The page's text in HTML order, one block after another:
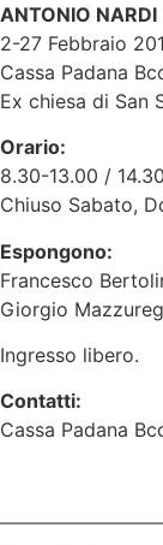
ANTONIO NARDI
2-27 Febbraio
Cassa Padana
Ex chiesa di San
Orario:
8.30-13.00 /
Chiuso Sabato,
Espongono:
Francesco
Giorgio
Ingresso libero.
Contatti:
Cassa Padana